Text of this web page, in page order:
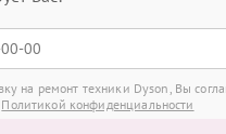
на ремонт техники Dyson, Вы
Политикой конфиденциальности